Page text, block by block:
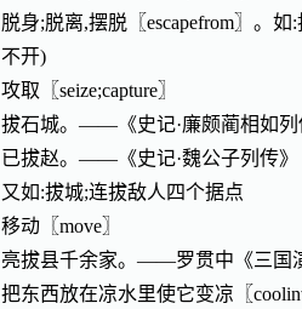
脱身;脱离,摆脱〖escapefrom〗。
不开)
攻取〖seize;capture〗
拔石城。——《史记·廉颇蔺相如列
已拔赵。——《史记·魏公子列传》
又如:拔城;连拔敌人四个据点
移动〖move〗
亮拔县千余家。——罗贯中《三国
把东西放在凉水里使它变凉〖